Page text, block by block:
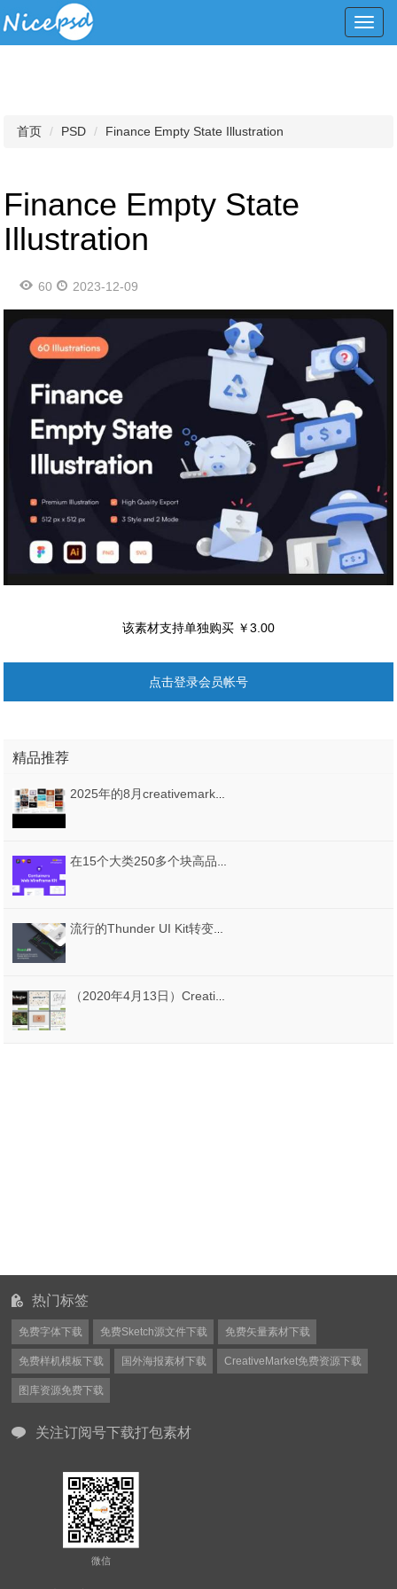
首页 PSD Finance Empty State Illustration
Finance Empty State
Illustration
60 2023-12-09
该素材支持单独购买 ￥3.00
点击登录会员帐号
精品推荐
2025年的8月creativemarket.com网站分享价值高达 1000 美元的素材资源打包下载
在15个大类250多个块高品质的集合。光明与黑暗的版本，集装箱的Web线框套件
流行的Thunder UI Kit转变为即用型组件！，Thunder ReactJs UI Kit
（2020年4月13日）CreativeMarket网站本周免费资源打包下载
热门标签
免费字体下载 免费Sketch源文件下载 免费矢量素材下载
免费样机模板下载 国外海报素材下载 CreativeMarket免费资源下载
图库资源免费下载
关注订阅号下载打包素材
微信